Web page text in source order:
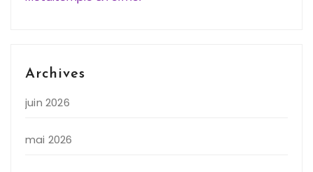
Archives
juin 2026
mai 2026